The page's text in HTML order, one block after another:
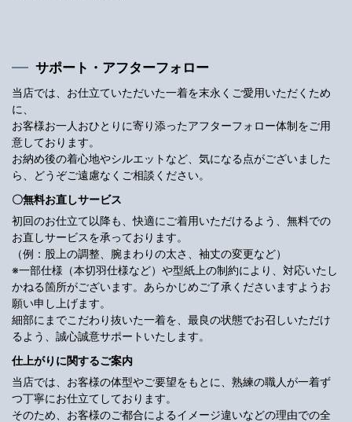
サポート・アフターフォロー
当店では、お仕立ていただいた一着を末永くご愛用いただくため
に、
お客様お一人おひとりに寄り添ったアフターフォロー体制をご用
意しております。
お納め後の着心地やシルエットなど、気になる点がございました
ら、どうぞご遠慮なくご相談ください。
〇無料お直しサービス
初回のお仕立て以降も、快適にご着用いただけるよう、無料での
お直しサービスを承っております。
（例：股上の調整、腕まわりの太さ、袖丈の変更など）
※一部仕様（本切羽仕様など）や型紙上の制約により、対応いたし
かねる箇所がございます。あらかじめご了承くださいますようお
願い申し上げます。
細部にまでこだわり抜いた一着を、最良の状態でお召しいただけ
るよう、誠心誠意サポートいたします。
仕上がりに関するご案内
当店では、お客様の体型やご要望をもとに、熟練の職人が一着ず
つ丁寧にお仕立てしております。
そのため、お客様のご都合によるイメージ違いなどの理由での全